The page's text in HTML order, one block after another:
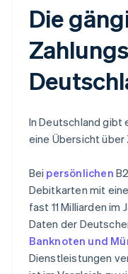
Die
In Deutschland gibt
eine Übersicht
Bei persönlichen
Debitkarten mit
fast 11 Milliarden
Daten der
Banknoten und
Dienstleistungen